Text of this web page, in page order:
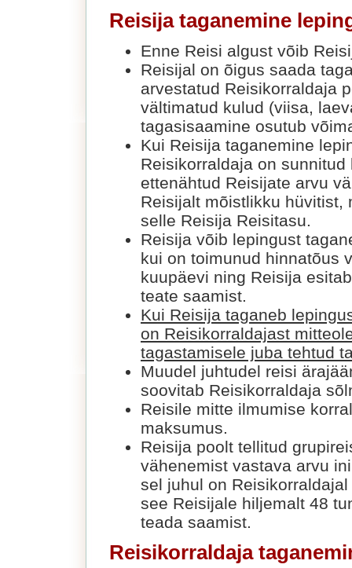
Reisija taganemine
Enne Reisi algust võib
Reisijal on õigus saada
arvestatud Reisikorraldaja
vältimatud kulud (viisa,
tagasisaamine osutub
Kui Reisija taganemine
Reisikorraldaja on
ettenähtud Reisijate arvu
Reisijalt mõistlikku hüvitist,
selle Reisija Reisitasu.
Reisija võib lepingust
kui on toimunud hinnatõus
kuupäevi ning Reisija
teate saamist.
Kui Reisija taganeb
on Reisikorraldajast
tagastamisele juba tehtud
Muudel juhtudel reisi
soovitab Reisikorraldaja
Reisile mitte ilmumise
maksumus.
Reisija poolt tellitud
vähenemist vastava arvu
sel juhul on
see Reisijale hiljemalt 48
teada saamist.
Reisikorraldaja